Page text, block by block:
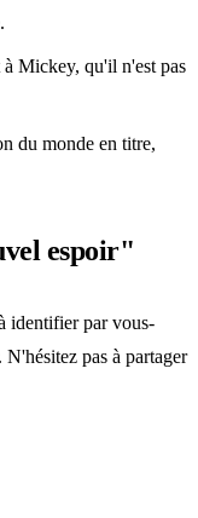
Mickey, qu'il n'est pas
du monde en titre,
espoir"
identifier par vous-
pas à partager